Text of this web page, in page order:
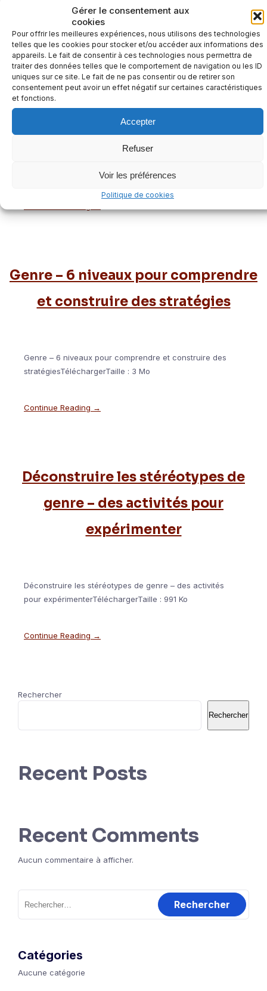
Gérer le consentement aux
cookies
Pour offrir les meilleures expériences, nous utilisons des technologies
telles que les cookies pour stocker et/ou accéder aux informations des
appareils. Le fait de consentir à ces technologies nous permettra de
traiter des données telles que le comportement de navigation ou les ID
uniques sur ce site. Le fait de ne pas consentir ou de retirer son
consentement peut avoir un effet négatif sur certaines caractéristiques
et fonctions.
Accepter
Refuser
Voir les préférences
Politique de cookies
BibliographieTélécharger
Continue Reading →
Genre et inégalités scolairesTéléchargerTaille : 261 Ko
Genre – 6 niveaux pour comprendre
et construire des stratégies
Genre – 6 niveaux pour comprendre et construire des
stratégiesTéléchargerTaille : 3 Mo
Continue Reading →
Déconstruire les stéréotypes de
genre – des activités pour
expérimenter
Déconstruire les stéréotypes de genre – des activités
pour expérimenterTéléchargerTaille : 991 Ko
Continue Reading →
Rechercher
Rechercher
Recent Posts
Recent Comments
Aucun commentaire à afficher.
Rechercher :
Catégories
Aucune catégorie